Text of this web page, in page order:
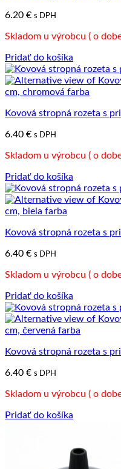
6.20 € s DPH
Skladom u výrobcu ( o
Pridať do košíka
Kovová stropná rozeta s
6.40 € s DPH
Skladom u výrobcu ( o
Pridať do košíka
Kovová stropná rozeta s
6.40 € s DPH
Skladom u výrobcu ( o
Pridať do košíka
Kovová stropná rozeta s
6.40 € s DPH
Skladom u výrobcu ( o
Pridať do košíka